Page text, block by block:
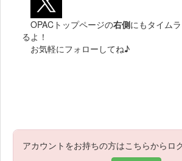
OPACトップページの右側にもタイム
るよ！
お気軽にフォローしてね♪
アカウントをお持ちの方はこちらからロ